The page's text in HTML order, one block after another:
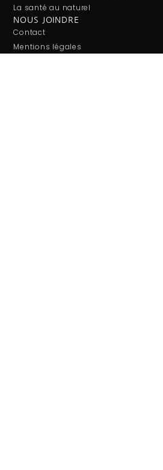
La santé au naturel
NOUS JOINDRE
Contact
Mentions légales